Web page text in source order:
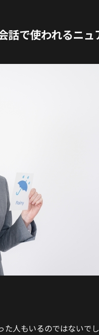
話で使われるニュ
人もいるのではないで